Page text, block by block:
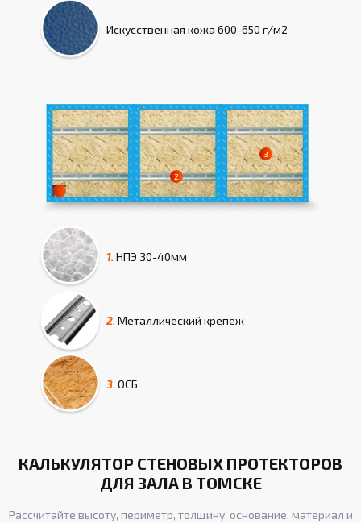
Искусcтвенная кожа 600-650 г/м2
1.НПЭ 30-40мм
2.Металлический крепеж
3.ОСБ
КАЛЬКУЛЯТОР СТЕНОВЫХ ПРОТЕКТОРОВ
ДЛЯ ЗАЛА В ТОМСКЕ
Рассчитайте высоту, периметр, толщину, основание, материал и